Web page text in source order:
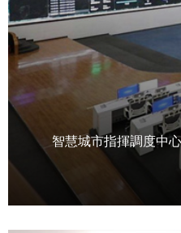
智慧城市指揮調度中